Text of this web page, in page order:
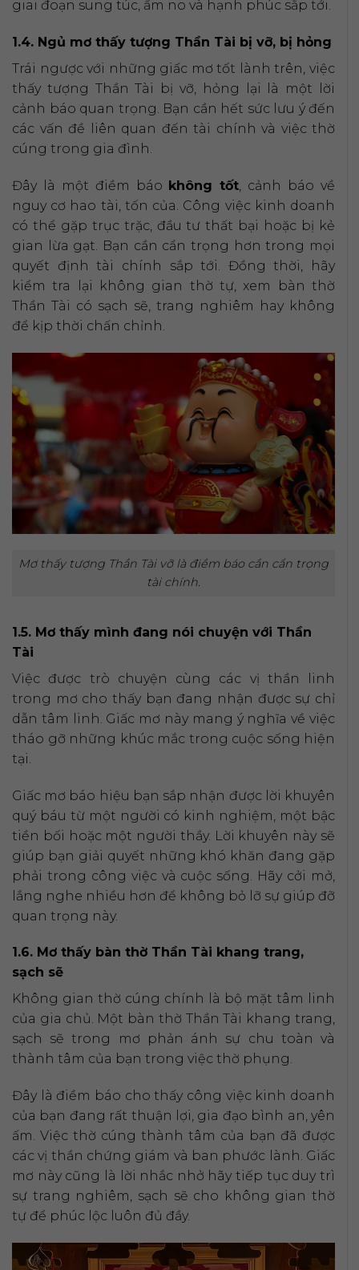
giai đoạn sung túc, ấm no và hạnh phúc sắp tới.
1.4. Ngủ mơ thấy tượng Thần Tài bị vỡ, bị hỏng
Trái ngược với những giấc mơ tốt lành trên, việc
thấy tượng Thần Tài bị vỡ, hỏng lại là một lời
cảnh báo quan trọng. Bạn cần hết sức lưu ý đến
các vấn đề liên quan đến tài chính và việc thờ
cúng trong gia đình.
Đây là một điềm báo không tốt , cảnh báo về
nguy cơ hao tài, tốn của. Công việc kinh doanh
có thể gặp trục trặc, đầu tư thất bại hoặc bị kẻ
gian lừa gạt. Bạn cần cẩn trọng hơn trong mọi
quyết định tài chính sắp tới. Đồng thời, hãy
kiểm tra lại không gian thờ tự, xem bàn thờ
Thần Tài có sạch sẽ, trang nghiêm hay không
để kịp thời chấn chỉnh.
Mơ thấy tượng Thần Tài vỡ là điềm báo cần cẩn trọng
tài chính.
1.5. Mơ thấy mình đang nói chuyện với Thần
Tài
Việc được trò chuyện cùng các vị thần linh
trong mơ cho thấy bạn đang nhận được sự chỉ
dẫn tâm linh. Giấc mơ này mang ý nghĩa về việc
tháo gỡ những khúc mắc trong cuộc sống hiện
tại.
Giấc mơ báo hiệu bạn sắp nhận được lời khuyên
quý báu từ một người có kinh nghiệm, một bậc
tiền bối hoặc một người thầy. Lời khuyên này sẽ
giúp bạn giải quyết những khó khăn đang gặp
phải trong công việc và cuộc sống. Hãy cởi mở,
lắng nghe nhiều hơn để không bỏ lỡ sự giúp đỡ
quan trọng này.
1.6. Mơ thấy bàn thờ Thần Tài khang trang,
sạch sẽ
Không gian thờ cúng chính là bộ mặt tâm linh
của gia chủ. Một bàn thờ Thần Tài khang trang,
sạch sẽ trong mơ phản ánh sự chu toàn và
thành tâm của bạn trong việc thờ phụng.
Đây là điềm báo cho thấy công việc kinh doanh
của bạn đang rất thuận lợi, gia đạo bình an, yên
ấm. Việc thờ cúng thành tâm của bạn đã được
các vị thần chứng giám và ban phước lành. Giấc
mơ này cũng là lời nhắc nhở hãy tiếp tục duy trì
sự trang nghiêm, sạch sẽ cho không gian thờ
tự để phúc lộc luôn đủ đầy.